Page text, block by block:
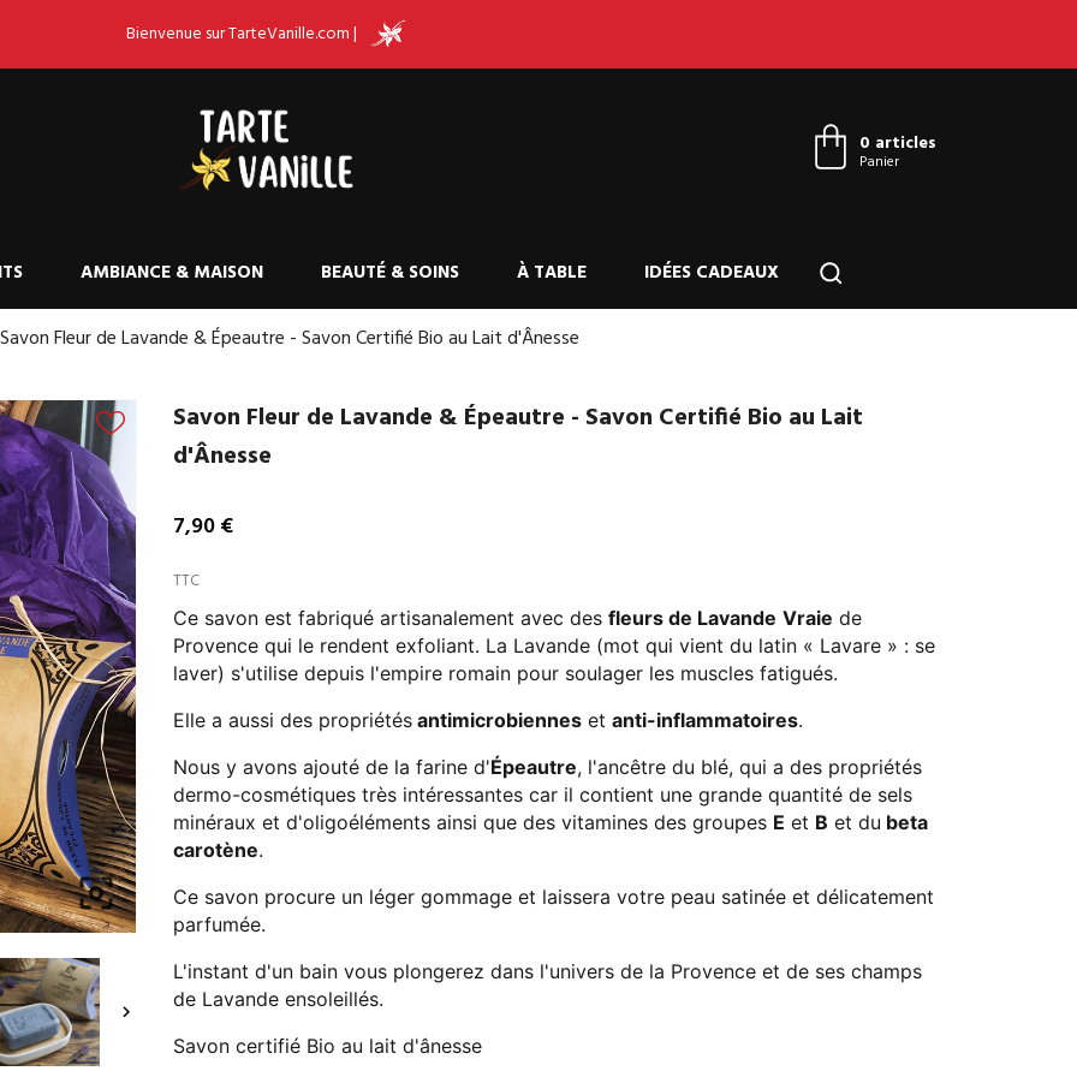
Bienvenue sur TarteVanille.com |
0 articles
Panier
AMBIANCE & MAISON BEAUTÉ & SOINS À TABLE IDÉES CADEAUX
Savon Fleur de Lavande & Épeautre - Savon Certifié Bio au Lait d'Ânesse


Savon Fleur de Lavande & Épeautre - Savon Certifié Bio au Lait
d'Ânesse
7,90 €
TTC
Ce savon est fabriqué artisanalement avec des fleurs de Lavande Vraie de
Provence qui le rendent exfoliant. La Lavande (mot qui vient du latin « Lavare » : se
laver) s'utilise depuis l'empire romain pour soulager les muscles fatigués.
Elle a aussi des propriétés antimicrobiennes et anti-inflammatoires.
Nous y avons ajouté de la farine d'Épeautre, l'ancêtre du blé, qui a des propriétés
dermo-cosmétiques très intéressantes car il contient une grande quantité de sels
minéraux et d'oligoéléments ainsi que des vitamines des groupes E et B et du beta
carotène.
Ce savon procure un léger gommage et laissera votre peau satinée et délicatement
parfumée.
L'instant d'un bain vous plongerez dans l'univers de la Provence et de ses champs
de Lavande ensoleillés.
Savon certifié Bio au lait d'ânesse